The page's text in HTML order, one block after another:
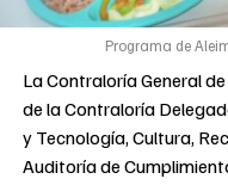
Programa de
La Contraloría General
de la Contraloría
y Tecnología, Cultura,
Auditoría de